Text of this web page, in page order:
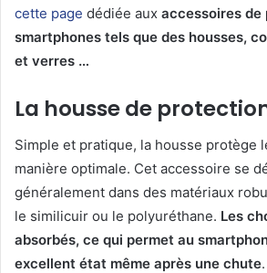
cette page dédiée aux accessoires
smartphones tels que des housses,
et verres …
La housse de
Simple et pratique, la housse protège
manière optimale. Cet accessoire se
généralement dans des matériaux
le similicuir ou le polyuréthane. Les
absorbés, ce qui permet au
excellent état même après une chute.